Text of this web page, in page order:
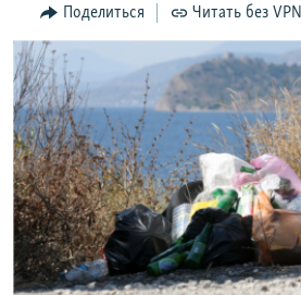
поискуИНФОГРАФИКА
ТЕЛЕПРОЕКТ КРЫМ.РЕАЛИИ
СОВЕТЫ ПРАВОЗАЩИТНИКОВ
ПРОПАВШИЕ БЕЗ ВЕСТИ
ПОБЕДИТЕЛЕЙ НЕ СУДЯТ?
КРЫМ.НЕПОКОРЕННЫЙ
ELIFBE
УКРАИНСКАЯ ПРОБЛЕМА КРЫМА
КАК ОБОЙТИ БЛОКИРОВКУ
Українською
Qırımtatar
ПРИСОЕДИНЯЙТЕСЬ!
Поделиться Читать без VPN